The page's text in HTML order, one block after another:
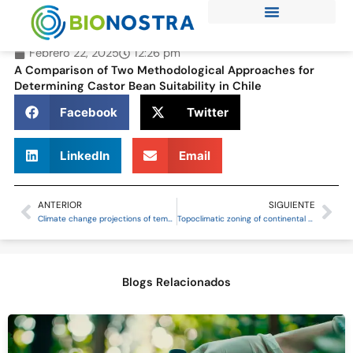
Febrero 22, 2025
12:26 pm
A Comparison of Two Methodological Approaches for
Determining Castor Bean Suitability in Chile
Facebook
Twitter
LinkedIn Email
Prev
ANTERIOR
Climate change projections of temperature and precipitation in Chile based on statistical downscaling
SIGUIENTE
Topoclimatic zoning of continental Chile
Blogs Relacionados